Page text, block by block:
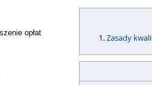
Zasady
opłat